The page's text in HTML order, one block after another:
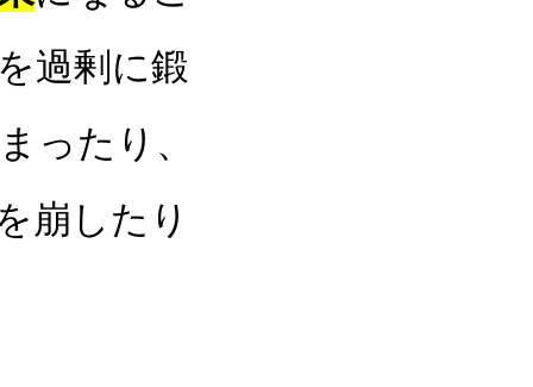
過剰に鍛
ったり、
崩したり